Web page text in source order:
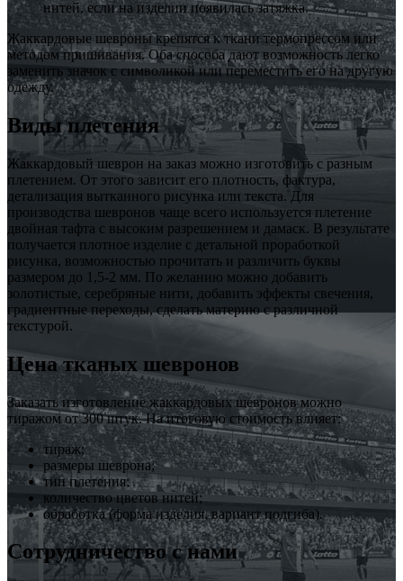
нитей, если на изделии появилась затяжка.
Жаккардовые шевроны крепятся к ткани термопрессом или
методом пришивания. Оба способа дают возможность легко
заменить значок с символикой или переместить его на другую
одежду.
Виды плетения
Жаккардовый шеврон на заказ можно изготовить с разным
плетением. От этого зависит его плотность, фактура,
детализация вытканного рисунка или текста. Для
производства шевронов чаще всего используется плетение
двойная тафта с высоким разрешением и дамаск. В результате
получается плотное изделие с детальной проработкой
рисунка, возможностью прочитать и различить буквы
размером до 1,5-2 мм. По желанию можно добавить
золотистые, серебряные нити, добавить эффекты свечения,
градиентные переходы, сделать материю с различной
текстурой.
Цена тканых шевронов
Заказать изготовление жаккардовых шевронов можно
тиражом от 300 штук. На итоговую стоимость влияет:
тираж;
размеры шеврона;
тип плетения;
количество цветов нитей;
обработка (форма изделия, вариант подгиба).
Сотрудничество с нами